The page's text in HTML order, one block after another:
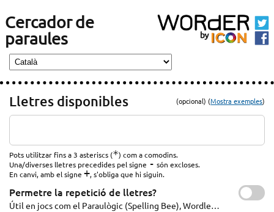
Cercador de
paraules
Lletres disponibles (opcional) (Mostra exemples)
Pots utilitzar fins a 3 asteriscs (*) com a comodins.
Una/diverses lletres precedides pel signe - són excloses.
En canvi, amb el signe +, s'obliga que hi siguin.
Permetre la repetició de lletres?
Útil en jocs com el Paraulògic (Spelling Bee), Wordle…